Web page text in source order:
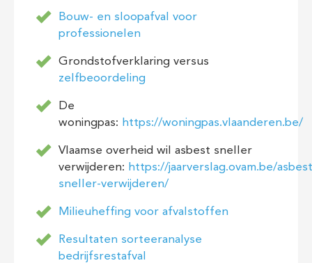
Bouw- en sloopafval voor
professionelen
Grondstofverklaring versus
zelfbeoordeling
De
woningpas: https://woningpas.vlaanderen.be/
Vlaamse overheid wil asbest sneller
verwijderen: https://jaarverslag.ovam.be/
sneller-verwijderen/
Milieuheffing voor afvalstoffen
Resultaten sorteeranalyse
bedrijfsrestafval